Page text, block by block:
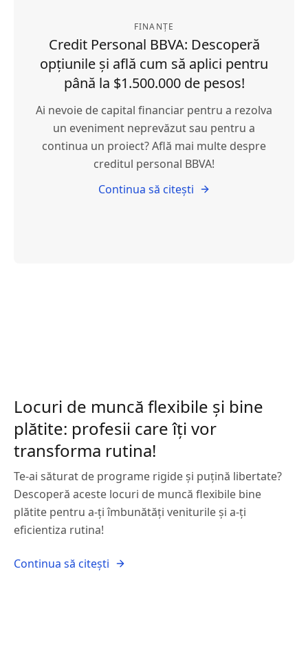
FINANȚE
Credit Personal BBVA: Descoperă
opțiunile și află cum să aplici pentru
până la $1.500.000 de pesos!
Ai nevoie de capital financiar pentru a rezolva
un eveniment neprevăzut sau pentru a
continua un proiect? Află mai multe despre
creditul personal BBVA!
Continua să citești
Locuri de muncă flexibile și bine
plătite: profesii care îți vor
transforma rutina!
Te-ai săturat de programe rigide și puțină libertate?
Descoperă aceste locuri de muncă flexibile bine
plătite pentru a-ți îmbunătăți veniturile și a-ți
eficientiza rutina!
Continua să citești